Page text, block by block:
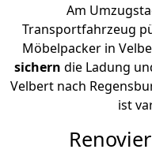
Am
Transportfahrzeug
Möbelpacker in
sichern die Ladung
Velbert nach
ist